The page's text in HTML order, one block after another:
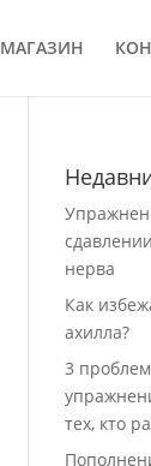
МАГАЗИН
нерва
Как
ахилла?
3
тех, кто